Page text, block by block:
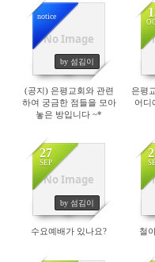
No Image
notice
by 섬김이
447
(공지) 은평교회와 관련
하여 궁금한 점들을 모아
놓은 방입니다 ~*
은평
어디
No Image
27
SEP
by 섬김이
228
수요예배가 있나요? 철